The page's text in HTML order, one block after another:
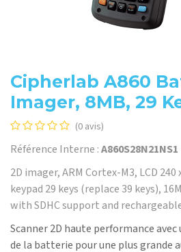
Cipherlab A860
Imager, 8MB, 29
(0 avis)
Référence Interne :A860S28N21NS1
2D imager, ARM Cortex-M3, LCD 240
keypad 29 keys (replace 39 keys),
with SDHC support and
Scanner 2D haute performance avec
de la batterie pour une plus grande